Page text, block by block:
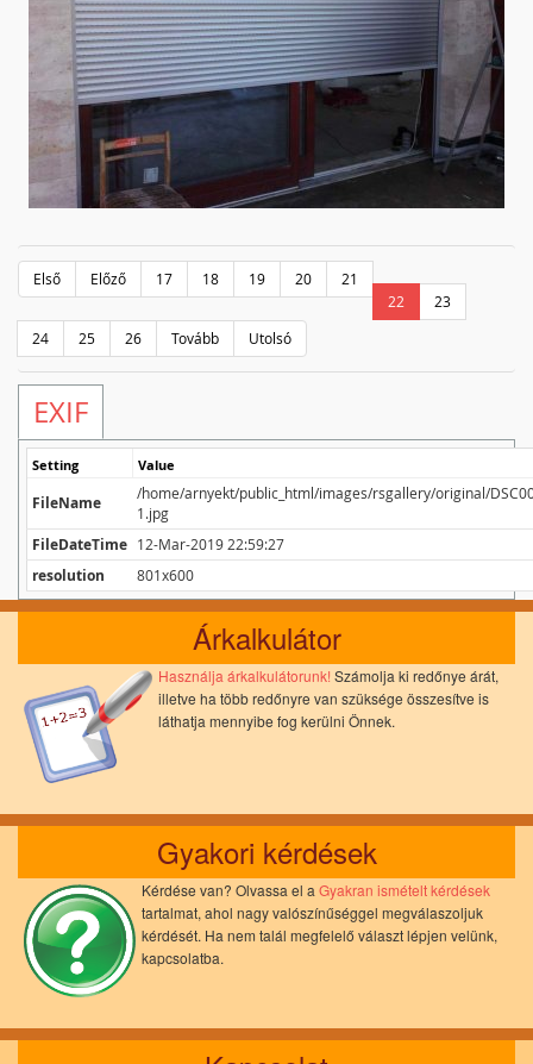
Első Előző 17 18 19 20
21
22
23
24
25 26 Tovább Utolsó
EXIF
Setting Value
FileName
/home/arnyekt/public_html/images/rsgallery/original/
1.jpg
FileDateTime 12-Mar-2019 22:59:27
resolution 801x600
Árkalkulátor
Használja árkalkulátorunk! Számolja ki redőnye árát,
illetve ha több redőnyre van szüksége összesítve is
láthatja mennyibe fog kerülni Önnek.
Gyakori kérdések
Kérdése van? Olvassa el a Gyakran ismételt kérdések
tartalmat, ahol nagy valószínűséggel megválaszoljuk
kérdését. Ha nem talál megfelelő választ lépjen velünk,
kapcsolatba.